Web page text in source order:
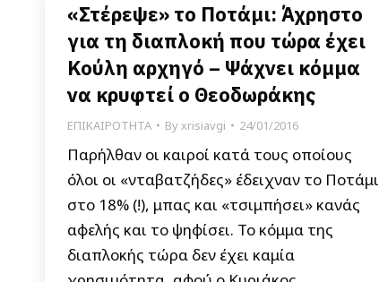
«Στέρεψε» το Ποτάμι: Άχρηστο
για τη διαπλοκή που τώρα έχει
Κούλη αρχηγό – Ψάχνει κόμμα
να κρυφτεί ο Θεοδωράκης
ΕΠΙΚΑΙΡΟΤΗΤΑ Byxrisiavgi 24/01/2016
Παρήλθαν οι καιροί κατά τους οποίους
όλοι οι «νταβατζήδες» έδειχναν το Ποτάμι
στο 18% (!), μπας και «τσιμπήσει» κανάς
αφελής και το ψηφίσει. Το κόμμα της
διαπλοκής τώρα δεν έχει καμία